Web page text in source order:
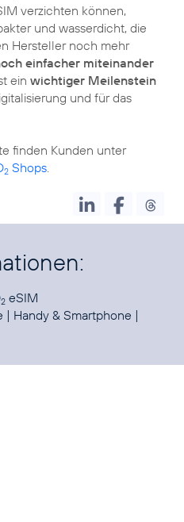
verzichten können,
und wasserdicht, die
Hersteller noch mehr
einfacher miteinander
ein wichtiger Meilenstein
und für das
finden Kunden unter
2 Shops
2 eSIM
| Handy & Smartphone |